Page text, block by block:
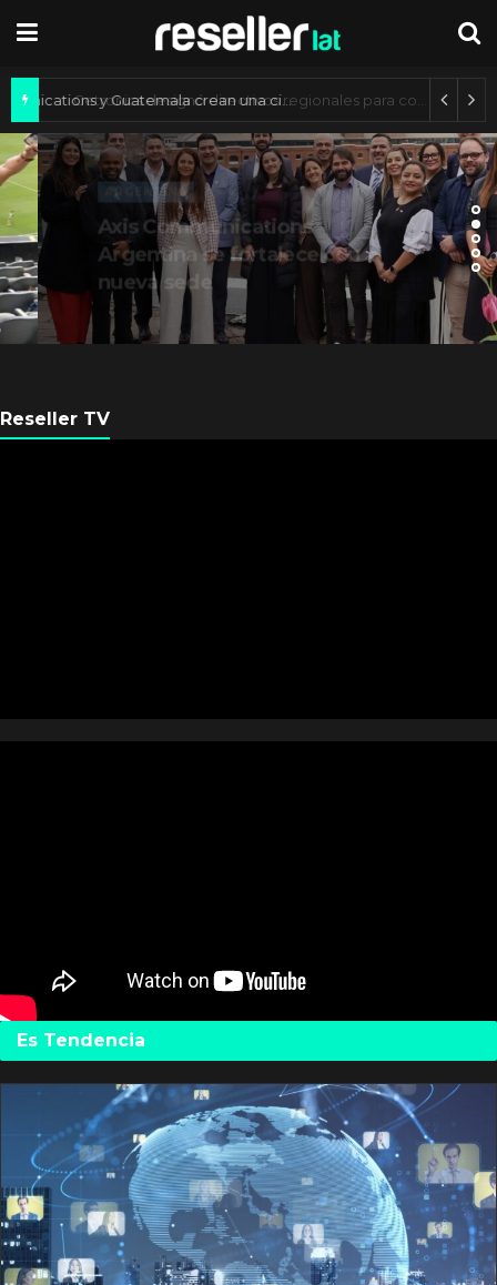
Axis Communications y Guatemala crean una ciudad inteligente
ARGENTINA
Axis Communications
Argentina se fortalece con
nueva sede
Reseller TV
Es Tendencia